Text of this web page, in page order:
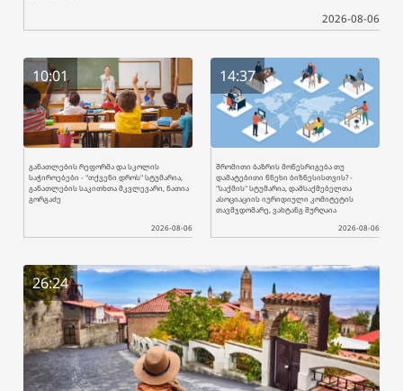
2026-08-06
10:01
განათლების რეფორმა და სკოლის
საჭიროებები - "თქვენი დროს" სტუმარია,
განათლების საკითხთა მკვლევარი, ნათია
გორგაძე
2026-08-06
14:37
შრომითი ბაზრის მოწესრიგება თუ
დამატებითი წნეხი ბიზნესისთვის? -
"საქმის" სტუმარია, დამსაქმებელთა
ასოციაციის იურიდიული კომიტეტის
თავმჯდომარე, ვახტანგ შურღაია
2026-08-06
26:24